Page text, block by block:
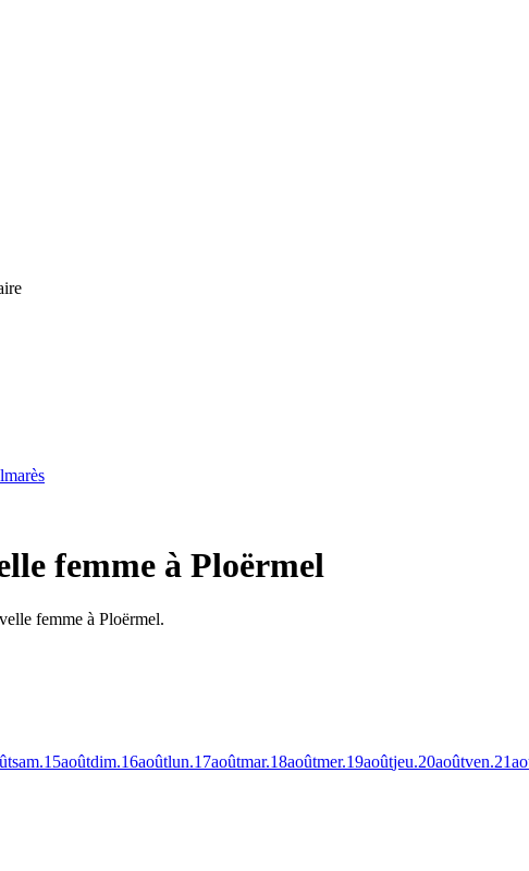
femme à Ploërmel
femme à Ploërmel.
sam.15aoûtdim.16aoûtlun.17aoûtmar.18aoûtmer.19aoûtjeu.20aoûtven.21